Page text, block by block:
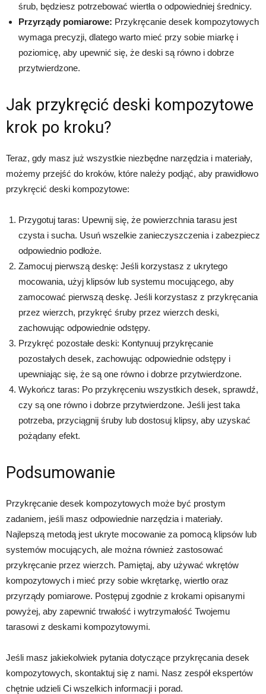
śrub, będziesz potrzebować wiertła o odpowiedniej średnicy.
Przyrządy pomiarowe: Przykręcanie desek kompozytowych
wymaga precyzji, dlatego warto mieć przy sobie miarkę i
poziomicę, aby upewnić się, że deski są równo i dobrze
przytwierdzone.
Jak przykręcić deski kompozytowe
krok po kroku?
Teraz, gdy masz już wszystkie niezbędne narzędzia i materiały,
możemy przejść do kroków, które należy podjąć, aby prawidłowo
przykręcić deski kompozytowe:
Przygotuj taras: Upewnij się, że powierzchnia tarasu jest
czysta i sucha. Usuń wszelkie zanieczyszczenia i zabezpiecz
odpowiednio podłoże.
Zamocuj pierwszą deskę: Jeśli korzystasz z ukrytego
mocowania, użyj klipsów lub systemu mocującego, aby
zamocować pierwszą deskę. Jeśli korzystasz z przykręcania
przez wierzch, przykręć śruby przez wierzch deski,
zachowując odpowiednie odstępy.
Przykręć pozostałe deski: Kontynuuj przykręcanie
pozostałych desek, zachowując odpowiednie odstępy i
upewniając się, że są one równo i dobrze przytwierdzone.
Wykończ taras: Po przykręceniu wszystkich desek, sprawdź,
czy są one równo i dobrze przytwierdzone. Jeśli jest taka
potrzeba, przyciągnij śruby lub dostosuj klipsy, aby uzyskać
pożądany efekt.
Podsumowanie
Przykręcanie desek kompozytowych może być prostym
zadaniem, jeśli masz odpowiednie narzędzia i materiały.
Najlepszą metodą jest ukryte mocowanie za pomocą klipsów lub
systemów mocujących, ale można również zastosować
przykręcanie przez wierzch. Pamiętaj, aby używać wkrętów
kompozytowych i mieć przy sobie wkrętarkę, wiertło oraz
przyrządy pomiarowe. Postępuj zgodnie z krokami opisanymi
powyżej, aby zapewnić trwałość i wytrzymałość Twojemu
tarasowi z deskami kompozytowymi.
Jeśli masz jakiekolwiek pytania dotyczące przykręcania desek
kompozytowych, skontaktuj się z nami. Nasz zespół ekspertów
chętnie udzieli Ci wszelkich informacji i porad.